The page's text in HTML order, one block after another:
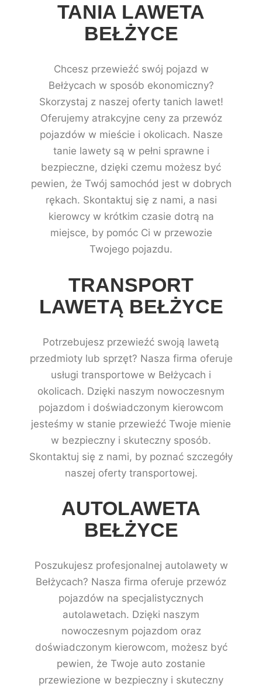
TANIA LAWETA
BEŁŻYCE
Chcesz przewieźć swój pojazd w
Bełżycach w sposób ekonomiczny?
Skorzystaj z naszej oferty tanich lawet!
Oferujemy atrakcyjne ceny za przewóz
pojazdów w mieście i okolicach. Nasze
tanie lawety są w pełni sprawne i
bezpieczne, dzięki czemu możesz być
pewien, że Twój samochód jest w dobrych
rękach. Skontaktuj się z nami, a nasi
kierowcy w krótkim czasie dotrą na
miejsce, by pomóc Ci w przewozie
Twojego pojazdu.
TRANSPORT
LAWETĄ BEŁŻYCE
Potrzebujesz przewieźć swoją lawetą
przedmioty lub sprzęt? Nasza firma oferuje
usługi transportowe w Bełżycach i
okolicach. Dzięki naszym nowoczesnym
pojazdom i doświadczonym kierowcom
jesteśmy w stanie przewieźć Twoje mienie
w bezpieczny i skuteczny sposób.
Skontaktuj się z nami, by poznać szczegóły
naszej oferty transportowej.
AUTOLAWETA
BEŁŻYCE
Poszukujesz profesjonalnej autolawety w
Bełżycach? Nasza firma oferuje przewóz
pojazdów na specjalistycznych
autolawetach. Dzięki naszym
nowoczesnym pojazdom oraz
doświadczonym kierowcom, możesz być
pewien, że Twoje auto zostanie
przewiezione w bezpieczny i skuteczny